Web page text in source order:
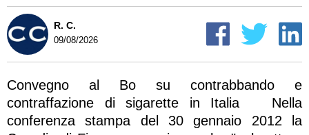
R. C.
09/08/2026
Convegno al Bo su contrabbando e
contraffazione di sigarette in Italia Nella
conferenza stampa del 30 gennaio 2012 la